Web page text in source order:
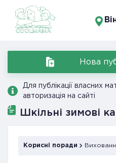
Нова
Для публікації власних
авторизація на сайті
Шкільні зимові
Корисні поради